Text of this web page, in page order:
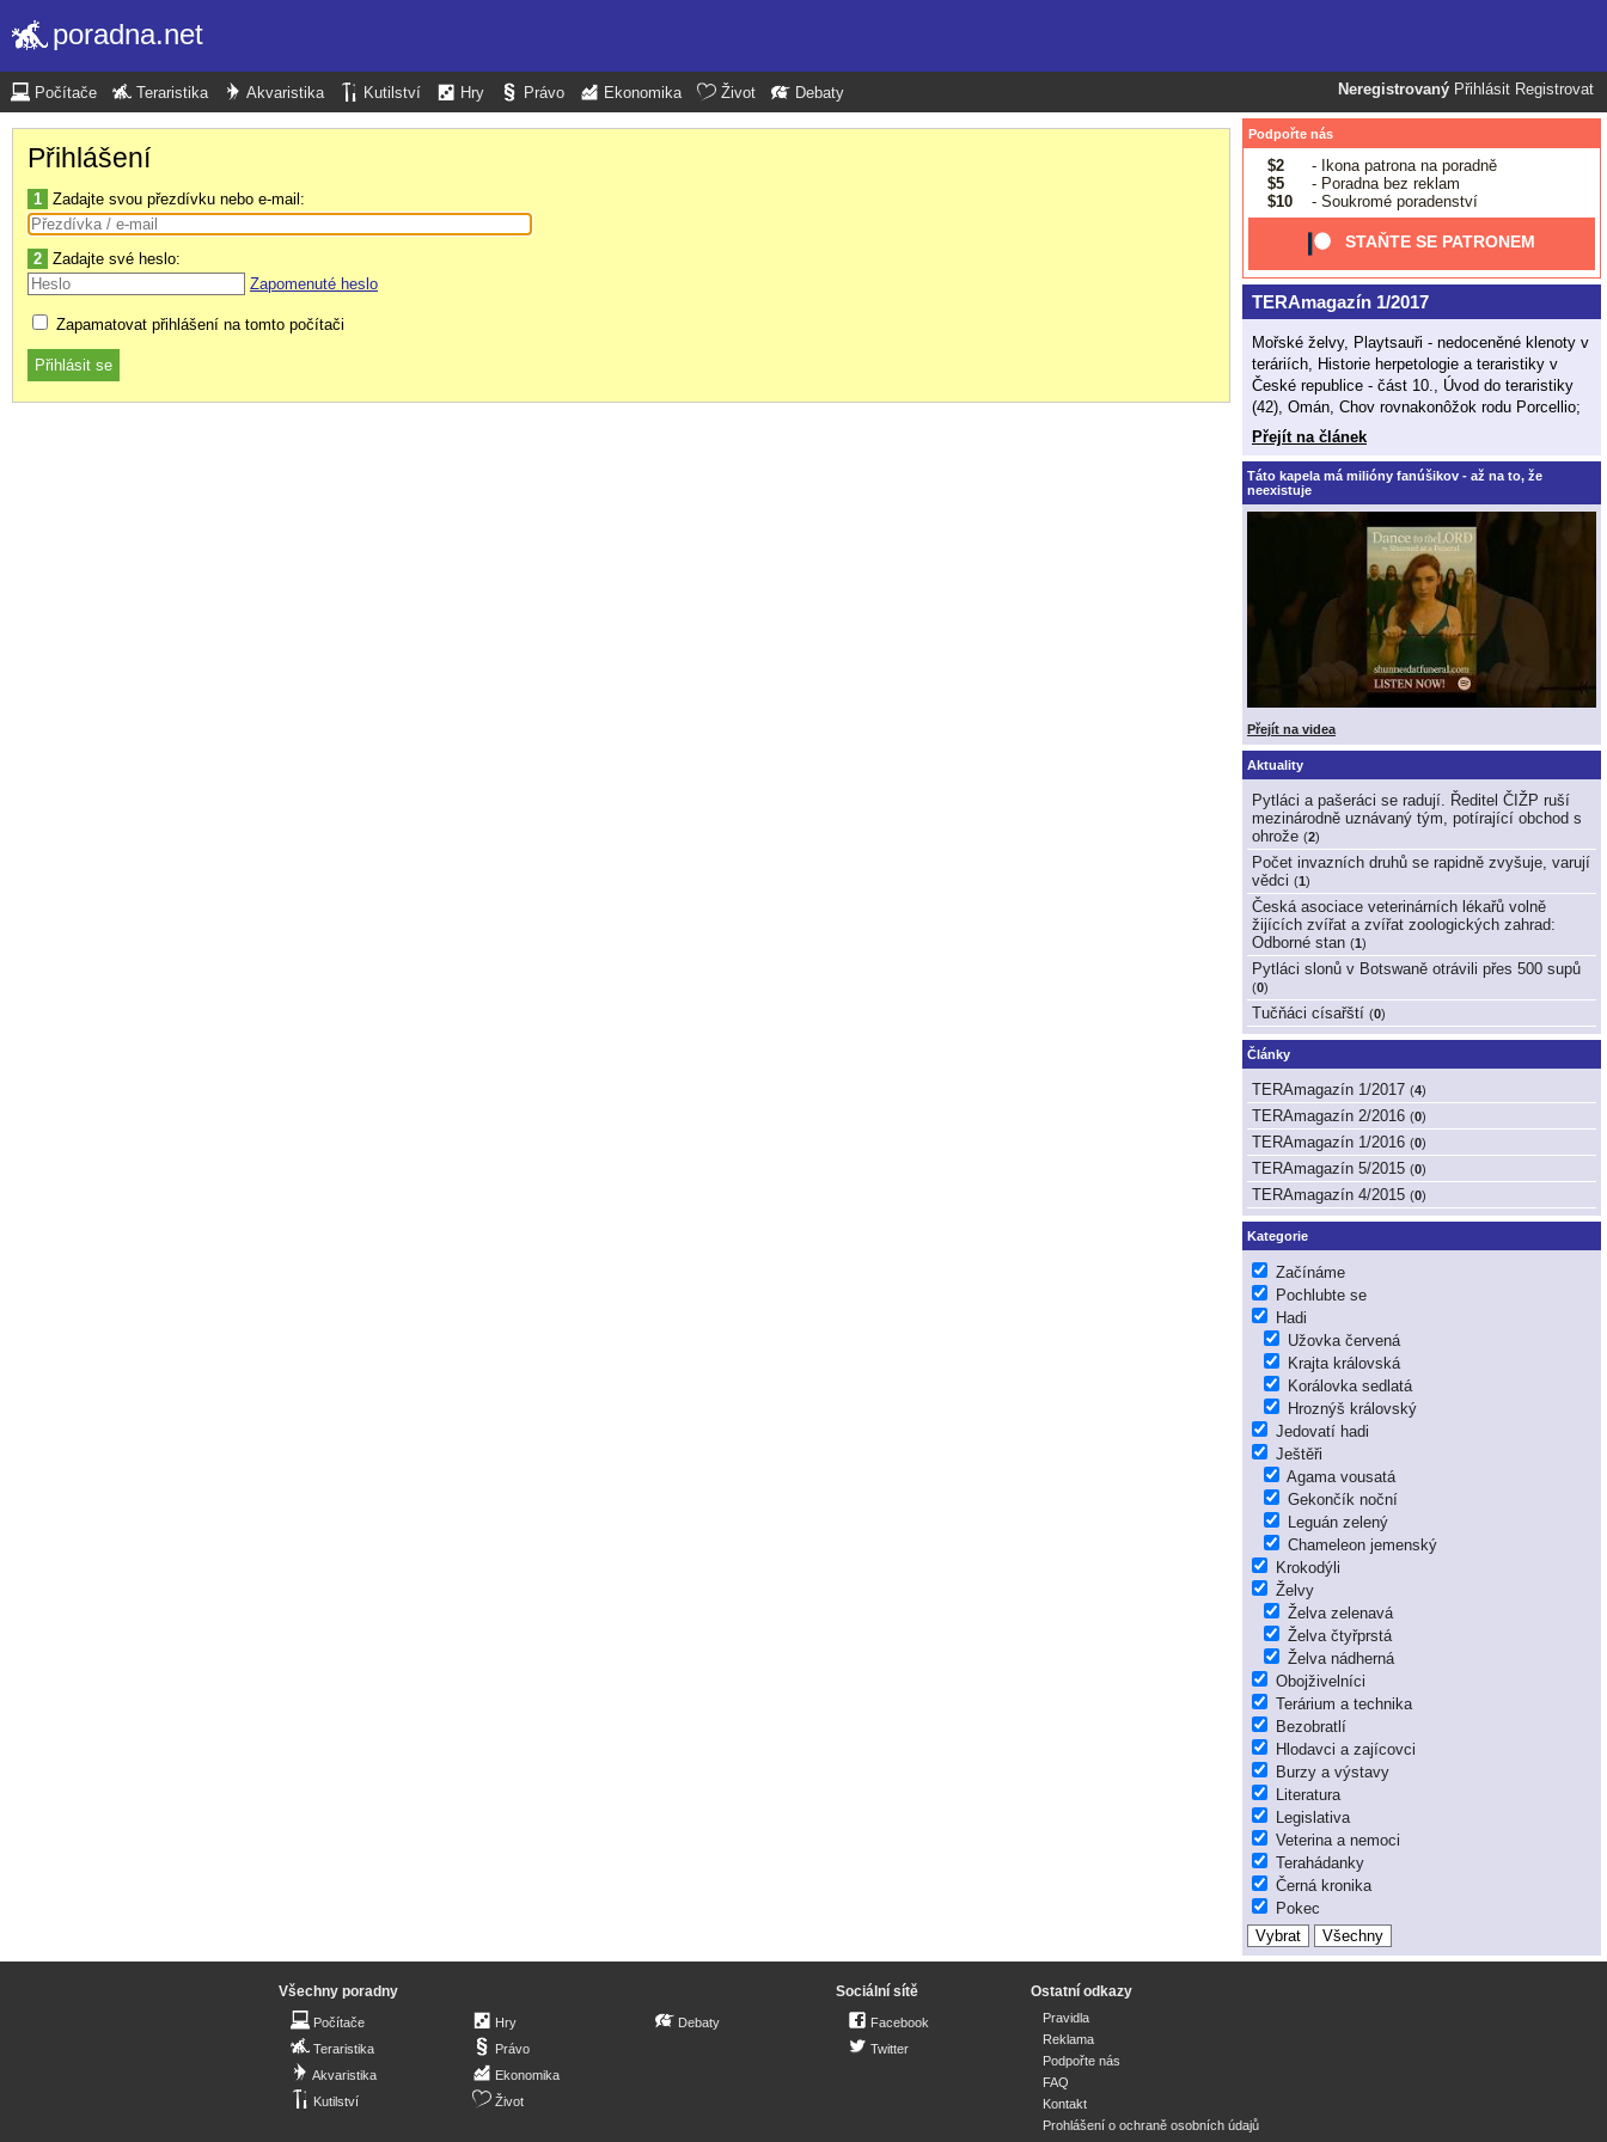
poradna.net
Neregistrovaný Přihlásit Registrovat
Počítače Teraristika Akvaristika Kutilství Hry Právo Ekonomika Život Debaty
Přihlášení
1 Zadajte svou přezdívku nebo e-mail:
2 Zadajte své heslo:
Zapomenuté heslo
Zapamatovat přihlášení na tomto počítači
Podpořte nás
$2
- Ikona patrona na poradně
$5
- Poradna bez reklam
$10
- Soukromé poradenství
STAŇTE SE PATRONEM
TERAmagazín 1/2017
Mořské želvy, Playtsauři - nedoceněné klenoty v
teráriích, Historie herpetologie a teraristiky v
České republice - část 10., Úvod do teraristiky
(42), Omán, Chov rovnakonôžok rodu Porcellio;
Přejít na článek
Táto kapela má milióny fanúšikov - až na to, že
neexistuje
Přejít na videa
Aktuality
Pytláci a pašeráci se radují. Ředitel ČIŽP ruší
mezinárodně uznávaný tým, potírající obchod s
ohrože (2)
Počet invazních druhů se rapidně zvyšuje, varují
vědci (1)
Česká asociace veterinárních lékařů volně
žijících zvířat a zvířat zoologických zahrad:
Odborné stan (1)
Pytláci slonů v Botswaně otrávili přes 500 supů
(0)
Tučňáci císařští (0)
Články
TERAmagazín 1/2017 (4)
TERAmagazín 2/2016 (0)
TERAmagazín 1/2016 (0)
TERAmagazín 5/2015 (0)
TERAmagazín 4/2015 (0)
Kategorie
Začínáme
Pochlubte se
Hadi
Užovka červená
Krajta královská
Korálovka sedlatá
Hroznýš královský
Jedovatí hadi
Ještěři
Agama vousatá
Gekončík noční
Leguán zelený
Chameleon jemenský
Krokodýli
Želvy
Želva zelenavá
Želva čtyřprstá
Želva nádherná
Obojživelníci
Terárium a technika
Bezobratlí
Hlodavci a zajícovci
Burzy a výstavy
Literatura
Legislativa
Veterina a nemoci
Terahádanky
Černá kronika
Pokec
Všechny poradny
Počítače
Teraristika
Akvaristika
Kutilství
Hry
Právo
Ekonomika
Život
Debaty
Sociální sítě
Facebook
Twitter
Ostatní odkazy
Pravidla
Reklama
Podpořte nás
FAQ
Kontakt
Prohlášení o ochraně osobních údajů